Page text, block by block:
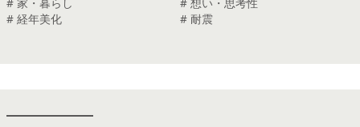
# 経年美化
# 耐震